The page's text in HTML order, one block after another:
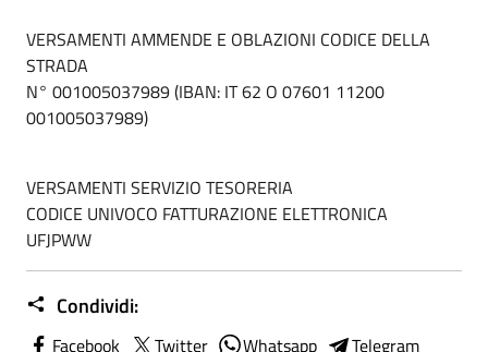
VERSAMENTI AMMENDE E OBLAZIONI CODICE DELLA
STRADA
N° 001005037989 (IBAN: IT 62 O 07601 11200
001005037989)
VERSAMENTI SERVIZIO TESORERIA
CODICE UNIVOCO FATTURAZIONE ELETTRONICA
UFJPWW
Condividi:
Facebook Twitter Whatsapp
Telegram